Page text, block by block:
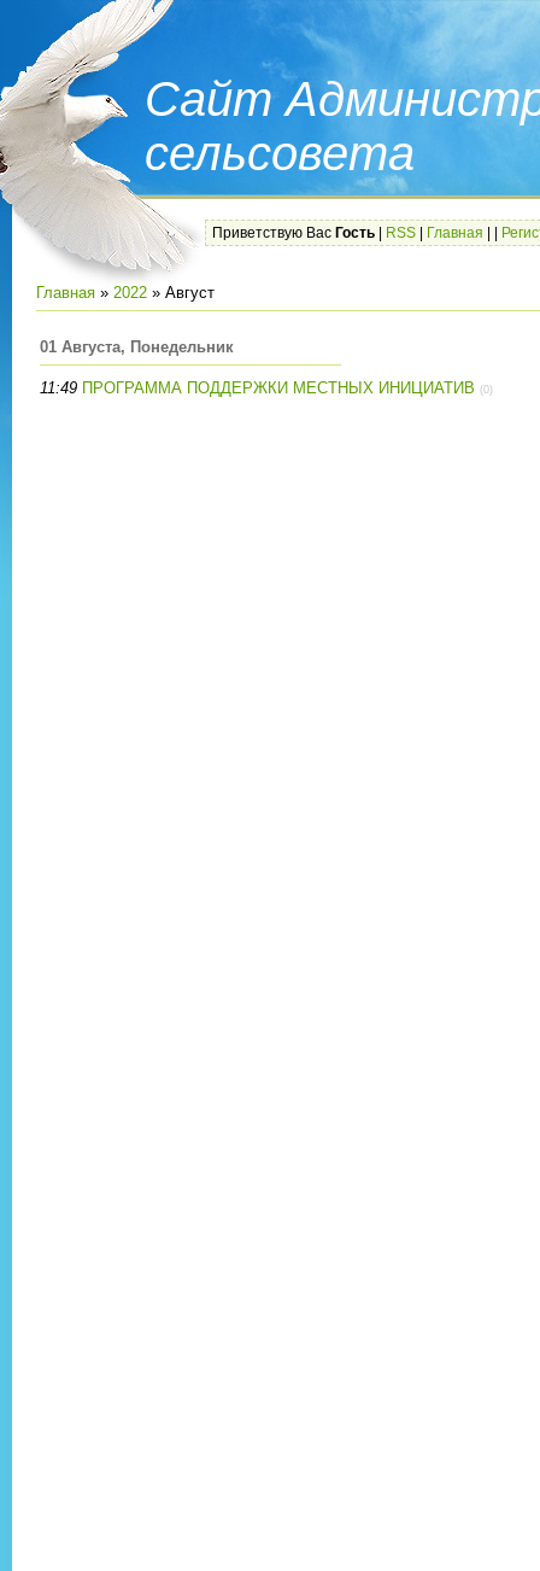
Сайт
сельсовета
Приветствую Вас Гость RSS Главная
Главная » 2022 » Август
01 Августа, Понедельник
11:49 ПРОГРАММА ПОДДЕРЖКИ МЕСТНЫХ ИНИЦИАТИВ (0)